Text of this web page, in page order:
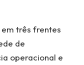
três frentes
de
operacional e